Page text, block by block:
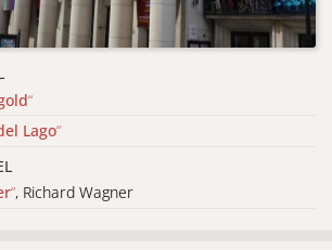
“
Lago“
“, Richard Wagner